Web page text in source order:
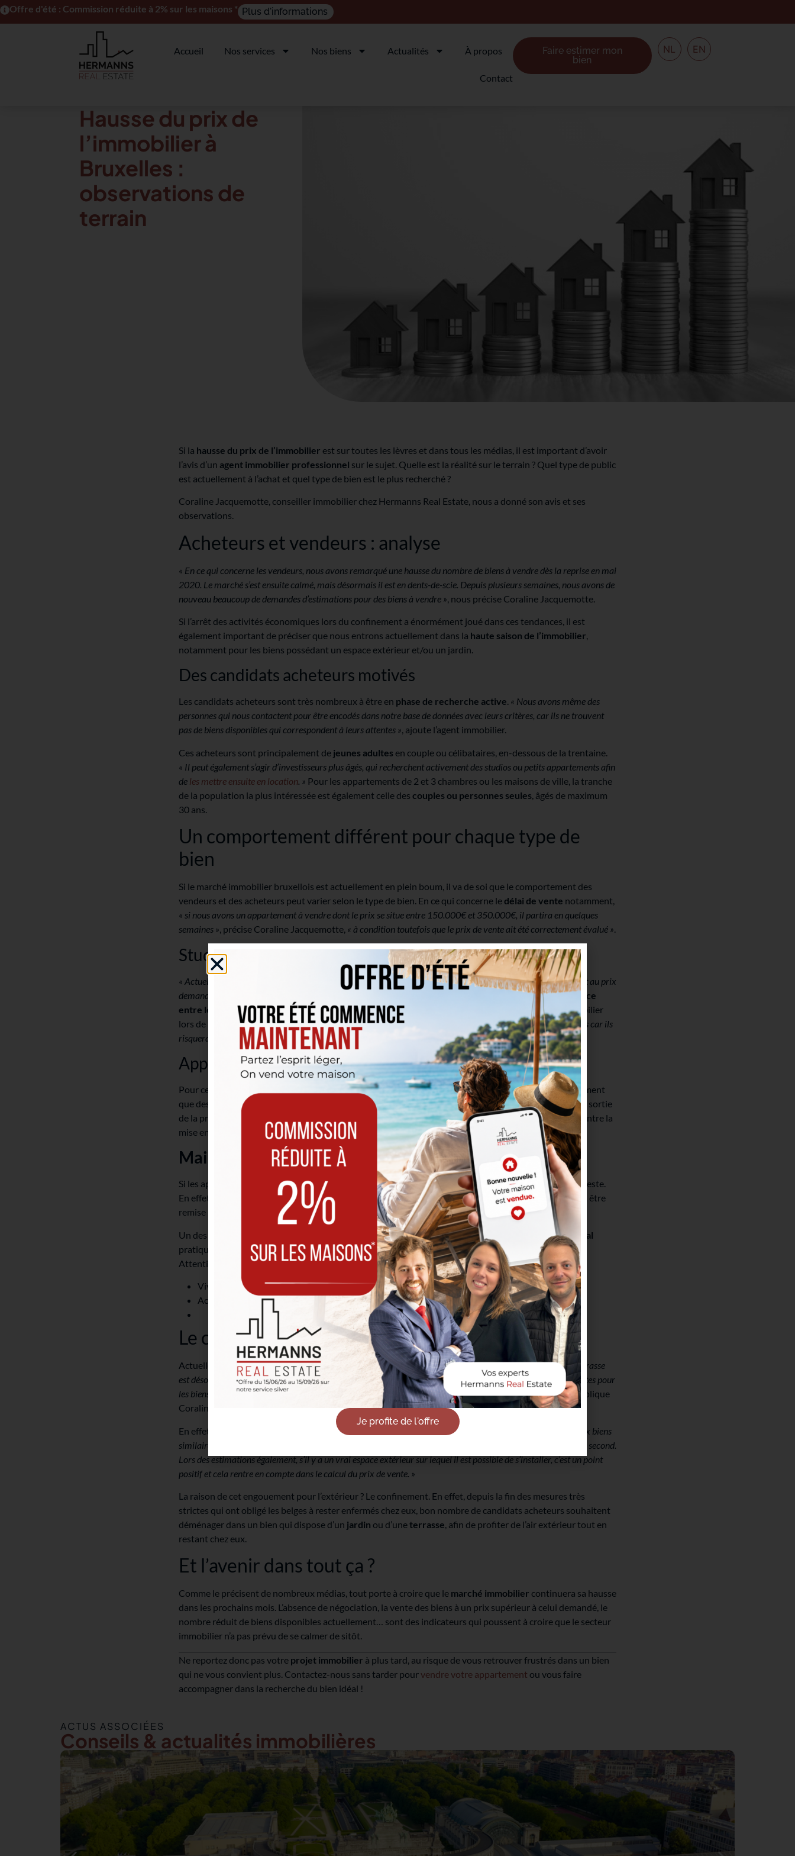
Offre d'été : Commission réduite à 2% sur les maisons * Plus d'informations
Accueil Nos services Nos biens Actualités À propos
Contact
Faire estimer mon
bien
NL EN
Hausse du prix de
l’immobilier à
Bruxelles :
observations de
terrain
Si la hausse du prix de l’immobilier est sur toutes les lèvres et dans tous les médias, il est important d’avoir
l’avis d’un agent immobilier professionnel sur le sujet. Quelle est la réalité sur le terrain ? Quel type de public
est actuellement à l’achat et quel type de bien est le plus recherché ?
Coraline Jacquemotte, conseiller immobilier chez Hermanns Real Estate, nous a donné son avis et ses
observations.
Acheteurs et vendeurs : analyse
« En ce qui concerne les vendeurs, nous avons remarqué une hausse du nombre de biens à vendre dès la reprise en mai
2020. Le marché s’est ensuite calmé, mais désormais il est en dents-de-scie. Depuis plusieurs semaines, nous avons de
nouveau beaucoup de demandes d’estimations pour des biens à vendre » , nous précise Coraline Jacquemotte.
Si l’arrêt des activités économiques lors du confinement a énormément joué dans ces tendances, il est
également important de préciser que nous entrons actuellement dans la haute saison de l’immobilier,
notamment pour les biens possédant un espace extérieur et/ou un jardin.
Des candidats acheteurs motivés
Les candidats acheteurs sont très nombreux à être en phase de recherche active. « Nous avons même des
personnes qui nous contactent pour être encodés dans notre base de données avec leurs critères, car ils ne trouvent
pas de biens disponibles qui correspondent à leurs attentes », ajoute l’agent immobilier.
Ces acheteurs sont principalement de jeunes adultes en couple ou célibataires, en-dessous de la trentaine.
« Il peut également s’agir d’investisseurs plus âgés, qui recherchent activement des studios ou petits appartements afin
de les mettre ensuite en location. » Pour les appartements de 2 et 3 chambres ou les maisons de ville, la tranche
de la population la plus intéressée est également celle des couples ou personnes seules, âgés de maximum
30 ans.
Un comportement différent pour chaque type de
bien
Si le marché immobilier bruxellois est actuellement en plein boum, il va de soi que le comportement des
vendeurs et des acheteurs peut varier selon le type de bien. En ce qui concerne le délai de vente notamment,
« si nous avons un appartement à vendre dont le prix se situe entre 150.000€ et 350.000€, il partira en quelques
semaines », précise Coraline Jacquemotte, « à condition toutefois que le prix de vente ait été correctement évalué ».
Studios et appartements une chambre
« Actuellement, les plus petits biens comme les studios et les appartements une chambre se vendent très vite et au prix
demandé par le propriétaire, voire à un prix supérieur »
, nous confie Coraline Jacquemotte. Laconcurrence
entre les acheteursest si élevée pour ces biens que les offres sont désormais remises à l’agent immobilier
lors de la première visite.« Il n’y aplus de négociation possible
; ceux qui obtiennent le bien ne discutent pas car ils
risqueraient de rater une belle opportunité. »
Appartements deux ou trois chambres, et au-delà
Pour ces biens, le comportement des candidats acheteurs est très différent. Il arrive en effet régulièrement
que des
secondes visites
soient fixées, et l’agent immobilier ne reçoit pas toujours d’offres d’achat à la sortie
de la première journée de visites. Pour ces biens, les propriétaires doivent s’attendre à un court délai entre la
mise en vente et la réception d’une offre.
Maisons jusqu’à 550.000€
Si les appartements sont fortement demandés en cette période, les maisons ne sont toutefois pas en reste.
En effet, pour les maisons comprises entre 350.000€ et 600.000€avec espace extérieur
, l’offre devra être
remise rapidement après la visite, idéalement dans la journée.
Un des points qui pourrait expliquer la forte demande pour cette gamme de prix est
l’abattement fiscal
pratiqué en Région bruxelloise pour les biens dont le prix de vente se situe en-dessous des 500.000€.
Attention toutefois, quelques conditions devront être respectées pour pouvoir en bénéficier :
Vivre minimum 5 ans dans le bien ;
Acheter un bien dont le prix de vente se situe en-dessous des 500.000€.
Le critère gagnant : l’extérieur
Actuellement, le critère qui ajoute une véritable plus-value aux biens, c’estl’espace extérieur.« La terrasse
est désormais un critère important pour les acheteurs, et cela peut même devenir un point négatif lors des visites pour
les biens qui n’en disposent pas. Si le bien est une maison, il faudra impérativement une cour ou un jardin », explique
Coraline Jacquemotte.
En effet, les biens qui proposent un espace extérieur se vendent très rapidement.
« Si on compare deux biens
similaires, et qu’un possède une terrasse et l’autre pas, le premier se vendra plus cher et plus rapidement que le second.
Lors des estimations également, s’il y a un vrai espace extérieur sur lequel il est possible de s’installer, c’est un point
positif et cela rentre en compte dans le calcul du prix de vente. »
La raison de cet engouement pour l’extérieur ? Le confinement. En effet, depuis la fin des mesures très
strictes qui ont obligé les belges à rester enfermés chez eux, bon nombre de candidats acheteurs souhaitent
déménager dans un bien qui dispose d’un jardin ou d’uneterrasse, afin de profiter de l’air extérieur tout en
restant chez eux.
Et l’avenir dans tout ça ?
Comme le précisent de nombreux médias, tout porte à croire que le marché immobilier continuera sa hausse
dans les prochains mois. L’absence de négociation, la vente des biens à un prix supérieur à celui demandé, le
nombre réduit de biens disponibles actuellement… sont des indicateurs qui poussent à croire que le secteur
immobilier n’a pas prévu de se calmer de sitôt.
Ne reportez donc pas votre projet immobilier à plus tard, au risque de vous retrouver frustrés dans un bien
qui ne vous convient plus. Contactez-nous sans tarder pourvendre votre appartement ou vous faire
accompagner dans la recherche du bien idéal !
ACTUS ASSOCIÉES
Conseils & actualités immobilières
Je profite de l'offre